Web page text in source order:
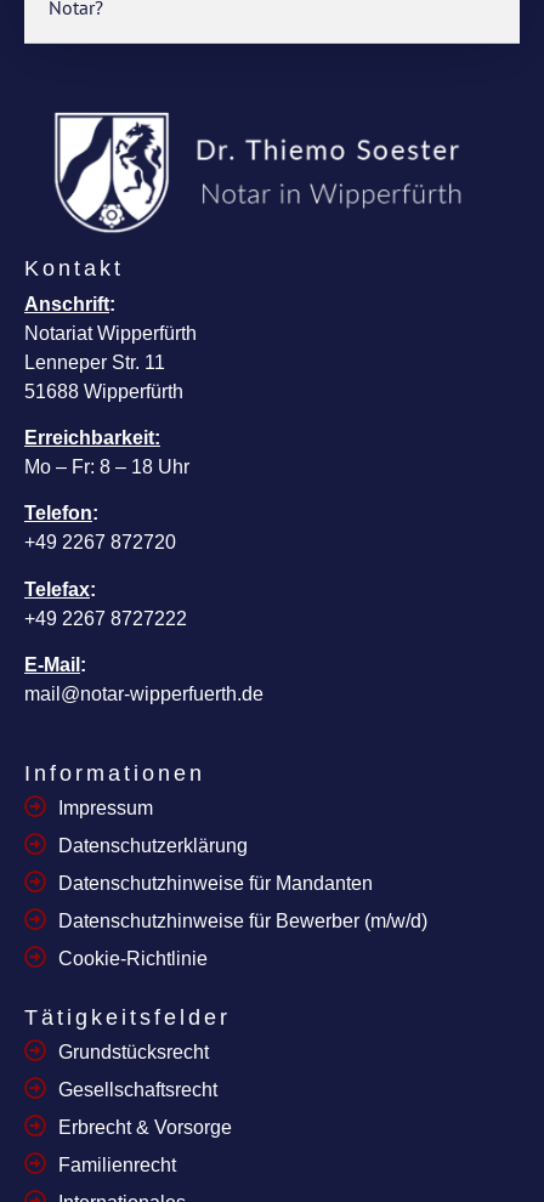
Notar?
Kontakt
Anschrift:
Notariat Wipperfürth
Lenneper Str. 11
51688 Wipperfürth
Erreichbarkeit:
Mo – Fr: 8 – 18 Uhr
Telefon:
+49 2267 872720
Telefax:
+49 2267 8727222
E-Mail :
mail@notar-wipperfuerth.de
Informationen
Impressum
Datenschutzerklärung
Datenschutzhinweise für Mandanten
Datenschutzhinweise für Bewerber (m/w/d)
Cookie-Richtlinie
Tätigkeitsfelder
Grundstücksrecht
Gesellschaftsrecht
Erbrecht & Vorsorge
Familienrecht